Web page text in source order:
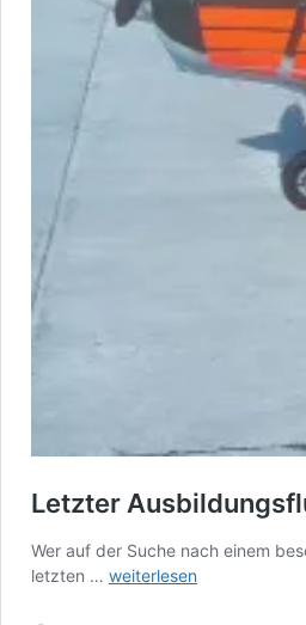
Letzter
Wer auf der Suche nach einem
letzten … Letzter
weiterlesen